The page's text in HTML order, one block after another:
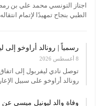
اجتاز التونسي محمد علي بن
الطبي بنجاح تمهيدًا لإتمام
رسمياً | رونالد أراوخو إلى
8 أغسطس 2026
توصل نادي ليفربول إلى
رونالد أراوخو على سبيل
وفاة والد ليونيل ميسي عن عمر 68